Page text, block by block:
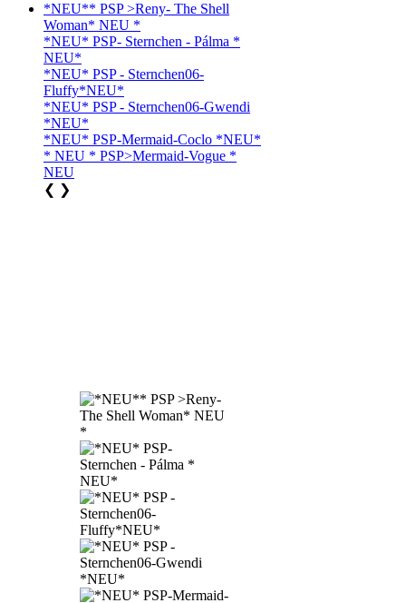
*NEU** PSP >Reny- The Shell
Woman* NEU *
*NEU* PSP- Sternchen - Pálma *
NEU*
*NEU* PSP - Sternchen06-
Fluffy*NEU*
*NEU* PSP - Sternchen06-Gwendi
*NEU*
*NEU* PSP-Mermaid-Coclo *NEU*
* NEU * PSP>Mermaid-Vogue *
NEU
❮ ❯